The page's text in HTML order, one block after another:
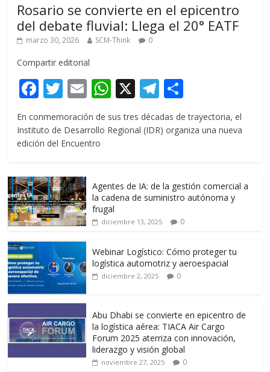
Rosario se convierte en el epicentro
del debate fluvial: Llega el 20° EATF
marzo 30, 2026 SCM-Think 0
Compartir editorial
F
e
b
o
k
T
itt
er
E
m
ai
l
W
at
p
p
X T
el
e
m
o
m
ti
r
En conmemoración de sus tres décadas de trayectoria, el
Instituto de Desarrollo Regional (IDR) organiza una nueva
edición del Encuentro
Agentes de IA: de la gestión comercial a
la cadena de suministro autónoma y
frugal
diciembre 13, 2025 0
Webinar Logístico: Cómo proteger tu
logística automotriz y aeroespacial
diciembre 2, 2025 0
Abu Dhabi se convierte en epicentro de
la logística aérea: TIACA Air Cargo
Forum 2025 aterriza con innovación,
liderazgo y visión global
noviembre 27, 2025 0